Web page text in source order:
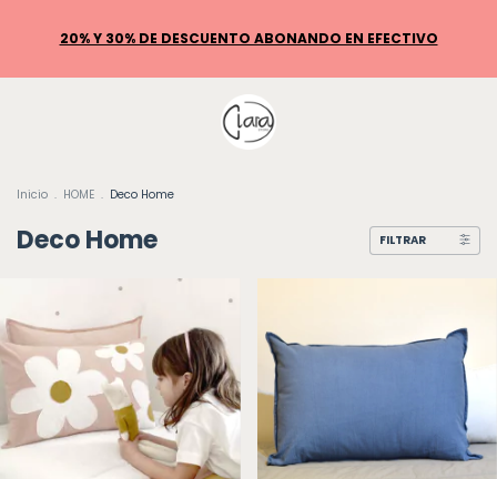
Inicio . HOME . Deco Home
Deco Home FILTRAR